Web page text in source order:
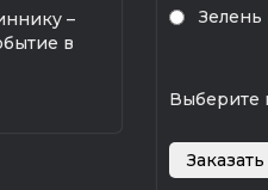
–
в
Зелень
Выберите